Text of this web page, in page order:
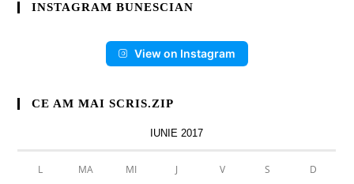
INSTAGRAM BUNESCIAN
View on Instagram
CE AM MAI SCRIS.ZIP
IUNIE 2017
L MA MI J V S D